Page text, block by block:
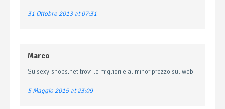
31 Ottobre 2013 at 07:31
Marco
Su sexy-shops.net trovi le migliori e al minor prezzo sul web
5 Maggio 2015 at 23:09